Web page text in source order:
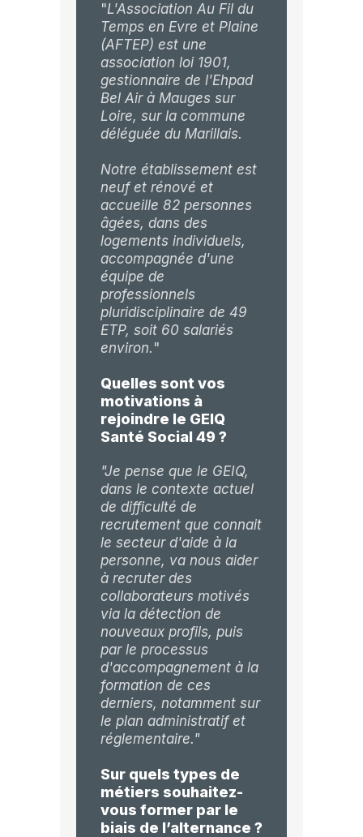
"L'Association Au Fil du
Temps en Evre et Plaine
(AFTEP) est une
association loi 1901,
gestionnaire de l'Ehpad
Bel Air à Mauges sur
Loire, sur la commune
déléguée du Marillais.
Notre établissement est
neuf et rénové et
accueille 82 personnes
âgées, dans des
logements individuels,
accompagnée d'une
équipe de
professionnels
pluridisciplinaire de 49
ETP, soit 60 salariés
environ. "
Quelles sont vos
motivations à
rejoindre le GEIQ
Santé Social 49 ?
"Je pense que le GEIQ,
dans le contexte actuel
de difficulté de
recrutement que connait
le secteur d'aide à la
personne, va nous aider
à recruter des
collaborateurs motivés
via la détection de
nouveaux profils, puis
par le processus
d'accompagnement à la
formation de ces
derniers, notamment sur
le plan administratif et
réglementaire."
Sur quels types de
métiers souhaitez-
vous former par le
biais de l’alternance ?